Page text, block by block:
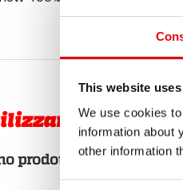
This website
We use cookies
information about
other information
inoxPRES
prodotti e servizi per